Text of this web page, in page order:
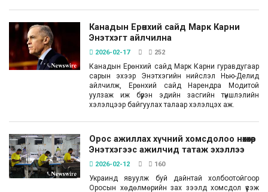
Канадын Ерөнхий сайд Марк Карни
Энэтхэгт айлчилна
2026-02-17 252
Канадын Ерөнхий сайд Марк Карни гуравдугаар
сарын эхээр Энэтхэгийн нийслэл Нью-Делид
айлчилж, Ерөнхий сайд Нарендра Модитой
уулзаж иж бүрэн эдийн засгийн түншлэлийн
хэлэлцээр байгуулах талаар хэлэлцэх аж.
Орос ажиллах хүчний хомсдолоо нөхөхөөр
Энэтхэгээс ажилчид татаж эхэллээ
2026-02-12 160
Украинд явуулж буй дайнтай холбоотойгоор
Оросын хөдөлмөрийн зах зээлд хомсдол үүсэж